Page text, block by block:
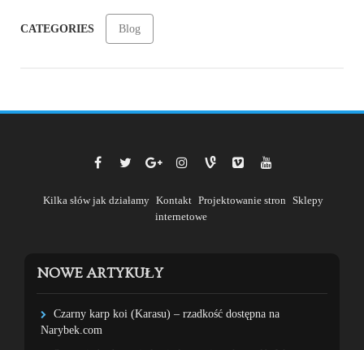
CATEGORIES Blog
Kilka słów jak działamy Kontakt Projektowanie stron Sklepy
internetowe
NOWE ARTYKUŁY
Czarny karp koi (Karasu) – rzadkość dostępna na
Narybek.com